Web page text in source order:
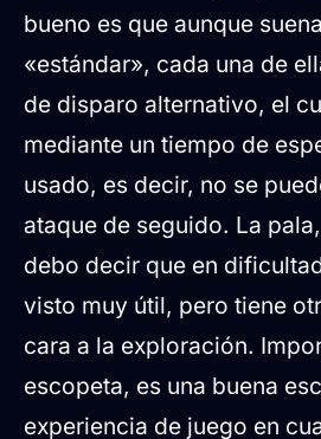
bueno es que aunque
«estándar», cada una de
de disparo alternativo, el
mediante un tiempo de
usado, es decir, no se
ataque de seguido. La
debo decir que en
visto muy útil, pero tiene
cara a la exploración.
escopeta, es una buena
experiencia de juego en